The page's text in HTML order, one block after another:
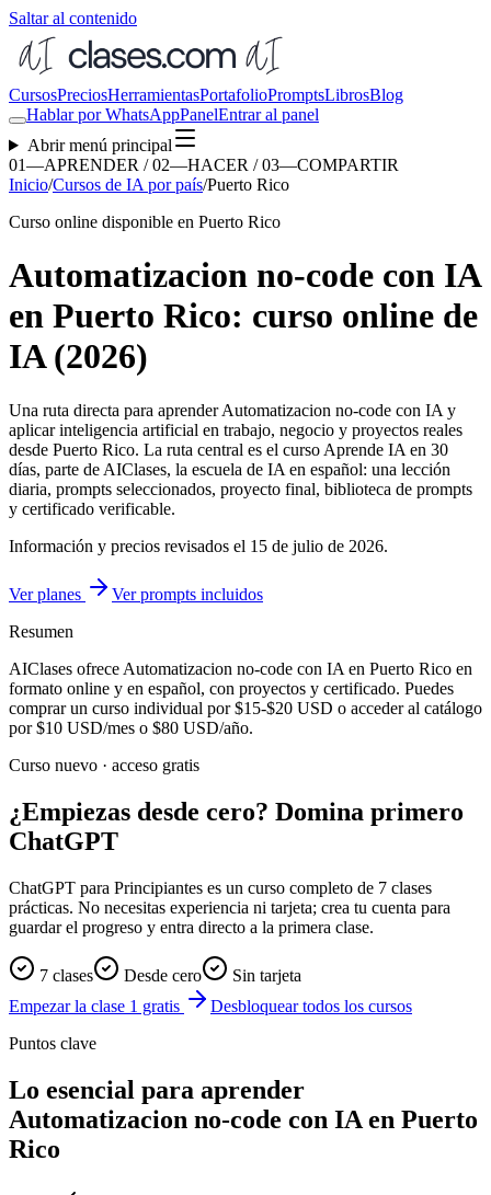
Saltar al contenido
CursosPreciosHerramientasPortafolioPromptsLibrosBlog
Hablar por WhatsAppPanelEntrar al panel
Abrir menú principal
01—APRENDER / 02—HACER / 03—COMPARTIR
Inicio/Cursos de IA por país/Puerto Rico
Curso online disponible en Puerto Rico
Automatizacion no-code con IA
en Puerto Rico: curso online de
IA (2026)
Una ruta directa para aprenderAutomatizacion no-code con IA y
aplicar inteligencia artificial en trabajo, negocio y proyectos reales
desde Puerto Rico. La ruta central es el curso Aprende IA en 30
días, parte de AIClases, la escuela de IA en español: una lección
diaria, prompts seleccionados, proyecto final, biblioteca de prompts
y certificado verificable.
Información y precios revisados el 15 de julio de 2026.
Ver planes
Ver prompts incluidos
Resumen
AIClases ofrece Automatizacion no-code con IA en Puerto Rico en
formato online y en español, con proyectos y certificado. Puedes
comprar un curso individual por$15-$20 USD o acceder al catálogo
por$10 USD/mes o $80 USD/año.
Curso nuevo · acceso gratis
¿Empiezas desde cero? Domina primero
ChatGPT
ChatGPT para Principiantes es un curso completo de 7 clases
prácticas. No necesitas experiencia ni tarjeta; crea tu cuenta para
guardar el progreso y entra directo a la primera clase.
7 clases Desde cero
Sin tarjeta
Empezar la clase 1 gratis
Desbloquear todos los cursos
Puntos clave
Lo esencial para aprender
Automatizacion no-code con IA en Puerto
Rico